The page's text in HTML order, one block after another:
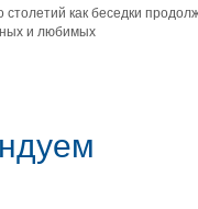
как беседки
и любимых